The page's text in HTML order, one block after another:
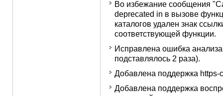
Во избежание сообщения
deprecated in в вызове
каталогов удален знак
соответствующей функции.
Исправлена ошибка
подставлялось 2 раза).
Добавлена поддержка https-
Добавлена поддержка